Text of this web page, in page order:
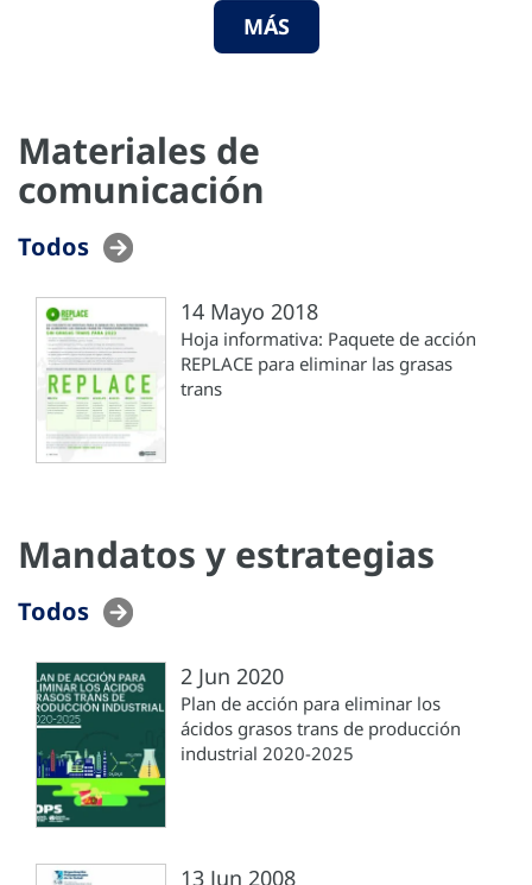
MÁS
Materiales de
comunicación
Todos
14 Mayo 2018
Hoja informativa: Paquete de acción
REPLACE para eliminar las grasas
trans
Mandatos y estrategias
Todos
2 Jun 2020
Plan de acción para eliminar los
ácidos grasos trans de producción
industrial 2020-2025
13 Jun 2008